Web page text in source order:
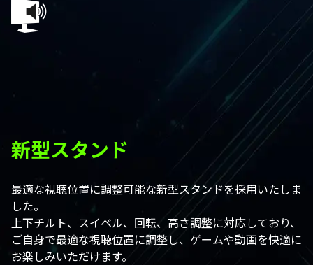
新型スタンド
最適な視聴位置に調整可能な新型スタンドを採用いたしま
した。
上下チルト、スイベル、回転、高さ調整に対応しており、
ご自身で最適な視聴位置に調整し、ゲームや動画を快適に
お楽しみいただけます。